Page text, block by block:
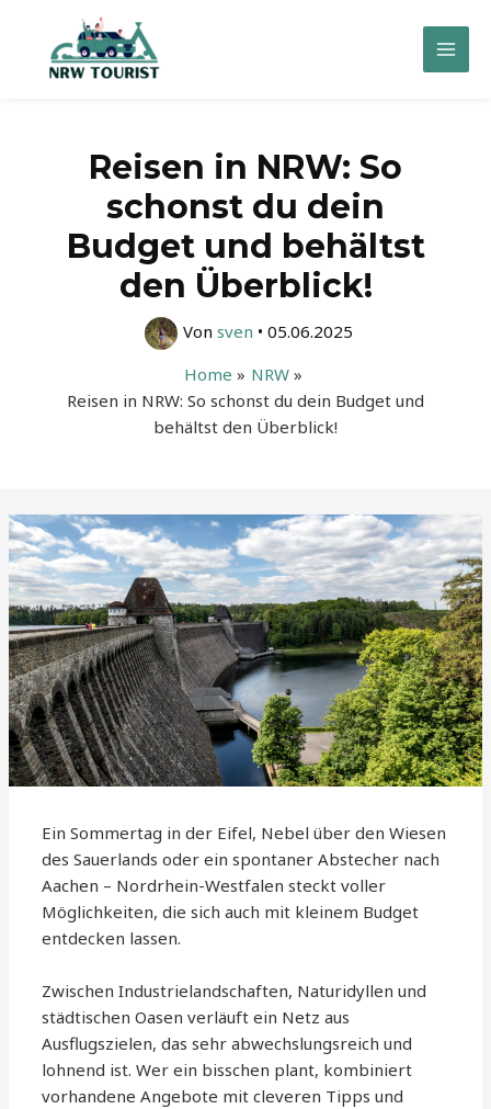
springen
Main
Reisen in NRW: So
schonst du dein
Budget und behältst
den Überblick!
Von sven • 05.06.2025
Home
NRW
Reisen in NRW: So schonst du dein Budget und
behältst den Überblick!
Ein Sommertag in der Eifel, Nebel über den Wiesen
des Sauerlands oder ein spontaner Abstecher nach
Aachen – Nordrhein-Westfalen steckt voller
Möglichkeiten, die sich auch mit kleinem Budget
entdecken lassen.
Zwischen Industrielandschaften, Naturidyllen und
städtischen Oasen verläuft ein Netz aus
Ausflugszielen, das sehr abwechslungsreich und
lohnend ist. Wer ein bisschen plant, kombiniert
vorhandene Angebote mit cleveren Tipps und